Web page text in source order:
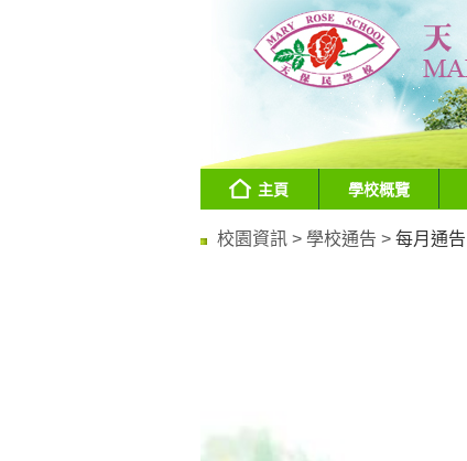
主頁 學校概覽
校園資訊 > 學校通告 > 每月通告